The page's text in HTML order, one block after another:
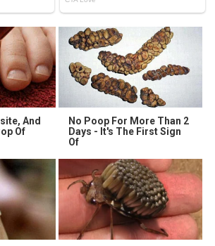
And
Of
No Poop For More Than 2
Days - It's The First Sign
Of